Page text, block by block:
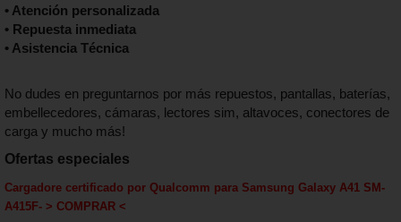
• Atención personalizada
• Repuesta inmediata
• Asistencia Técnica
No dudes en preguntarnos por más repuestos, pantallas, baterías,
embellecedores, cámaras, lectores sim, altavoces, conectores de
carga y mucho más!
Ofertas especiales
Cargadore certificado por Qualcomm para Samsung Galaxy A41 SM-
A415F- > COMPRAR <